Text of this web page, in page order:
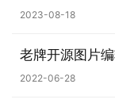
2023-08-18
老牌开源图片
2022-06-28